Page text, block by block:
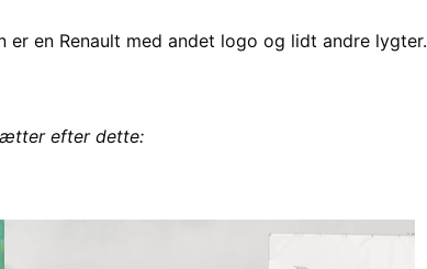
en Renault med andet logo og lidt andre lygter.
efter dette: